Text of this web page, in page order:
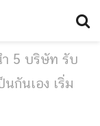
5 บริษัท รับ
กันเอง เริ่ม